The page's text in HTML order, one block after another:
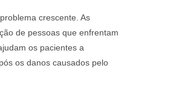
crescente. As
de pessoas que enfrentam
os pacientes a
os danos causados pelo